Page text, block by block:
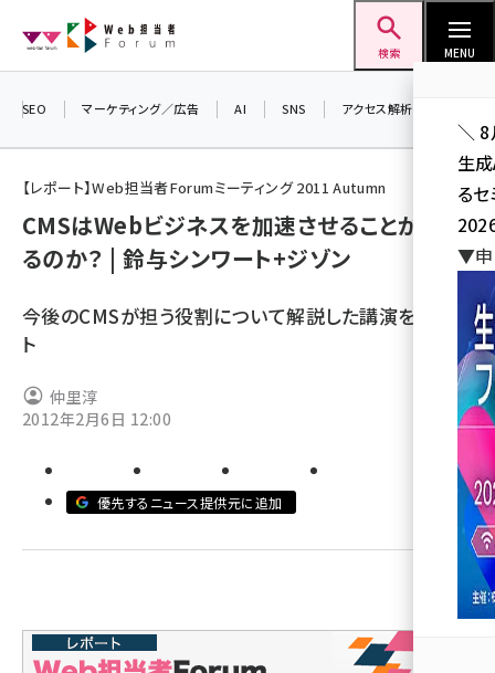
ン
検索 MENU
seo (3528)
youtube (2439)
セミナー (2308)
meo (1277)
SEO マーケティング／広告 AI SNS アクセス解析／データ分析
【レポート】Web担当者Forumミーティング 2011 Autumn
CMSはWebビジネスを加速させることができ
るのか？ | 鈴与シンワート+ジゾン
今後のCMSが担う役割について解説した講演をレポー
ト
仲里淳
2012年2月6日 12:00
優先するニュース提供元に追加
＼ 8
生
る
▼申